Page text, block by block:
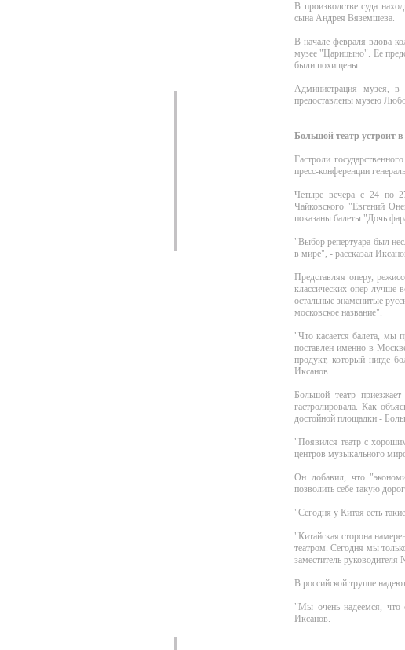
В производстве суда
сына Андрея Вяземшева.
В начале февраля вдова
музее "Царицыно". Ее
были похищены.
Администрация музея, в
предоставлены музею
Большой театр устроит
Гастроли
пресс-конференции
Четыре вечера с 24 по
Чайковского "Евгений
показаны балеты "Дочь
"Выбор репертуара был
в мире", - рассказал
Представляя оперу,
классических опер лучше
остальные знаменитые
московское название".
"Что касается балета, мы
поставлен именно в
продукт, который нигде
Иксанов.
Большой театр
гастролировала. Как
достойной площадки -
"Появился театр с
центров музыкального
Он добавил, что
позволить себе такую
"Сегодня у Китая есть
"Китайская сторона
театром. Сегодня мы
заместитель
В российской труппе
"Мы очень надеемся, что
Иксанов.